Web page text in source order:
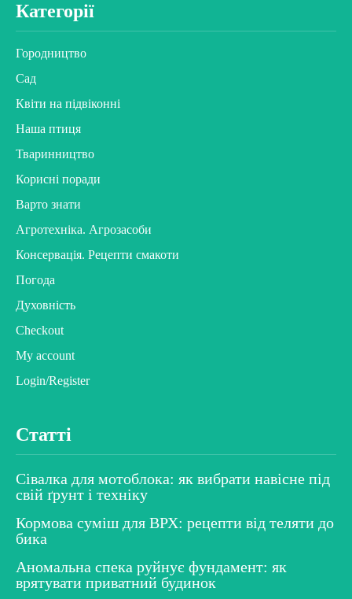
Категорії
Городництво
Сад
Квіти на підвіконні
Наша птиця
Тваринництво
Корисні поради
Варто знати
Агротехніка. Агрозасоби
Консервація. Рецепти смакоти
Погода
Духовність
Checkout
My account
Login/Register
Статті
Сівалка для мотоблока: як вибрати навісне під
свій ґрунт і техніку
Кормова суміш для ВРХ: рецепти від теляти до
бика
Аномальна спека руйнує фундамент: як
врятувати приватний будинок